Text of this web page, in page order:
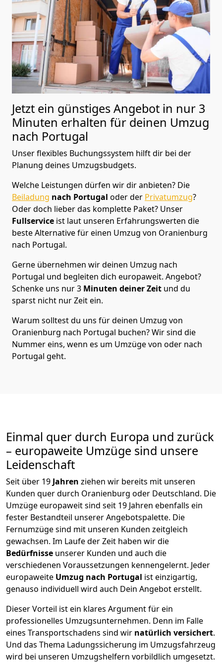
Jetzt ein günstiges Angebot in nur 3
Minuten erhalten für deinen Umzug
nach Portugal
Unser flexibles Buchungssystem hilft dir bei der
Planung deines Umzugsbudgets.
Welche Leistungen dürfen wir dir anbieten? Die
Beiladung nach Portugal oder der Privatumzug?
Oder doch lieber das komplette Paket? Unser
Fullservice ist laut unseren Erfahrungswerten die
beste Alternative für einen Umzug von Oranienburg
nach Portugal.
Gerne übernehmen wir deinen Umzug nach
Portugal und begleiten dich europaweit. Angebot?
Schenke uns nur3 Minuten deiner Zeit und du
sparst nicht nur Zeit ein.
Warum solltest du uns für deinen Umzug von
Oranienburg nach Portugal buchen? Wir sind die
Nummer eins, wenn es um Umzüge von oder nach
Portugal geht.
Einmal quer durch Europa und zurück
– europaweite Umzüge sind unsere
Leidenschaft
Seit über 19 Jahren ziehen wir bereits mit unseren
Kunden quer durch Oranienburg oder Deutschland. Die
Umzüge europaweit sind seit 19 Jahren ebenfalls ein
fester Bestandteil unserer Angebotspalette. Die
Fernumzüge sind mit unseren Kunden zeitgleich
gewachsen. Im Laufe der Zeit haben wir die
Bedürfnisse unserer Kunden und auch die
verschiedenen Voraussetzungen kennengelernt. Jeder
europaweite Umzug nach Portugal ist einzigartig,
genauso individuell wird auch Dein Angebot erstellt.
Dieser Vorteil ist ein klares Argument für ein
professionelles Umzugsunternehmen. Denn im Falle
eines Transportschadens sind wir natürlich versichert.
Und das Thema Ladungssicherung im Umzugsfahrzeug
wird bei unseren Umzugshelfern vorbildlich umgesetzt.